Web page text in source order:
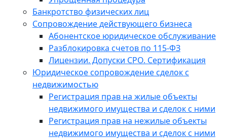
Банкротство физических лиц
Сопровождение действующего бизнеса
Абонентское юридическое обслуживание
Разблокировка счетов по 115-ФЗ
Лицензии. Допуски СРО. Сертификация
Юридическое сопровождение сделок с
недвижимостью
Регистрация прав на жилые объекты
недвижимого имущества и сделок с ними
Регистрация прав на нежилые объекты
недвижимого имущества и сделок с ними